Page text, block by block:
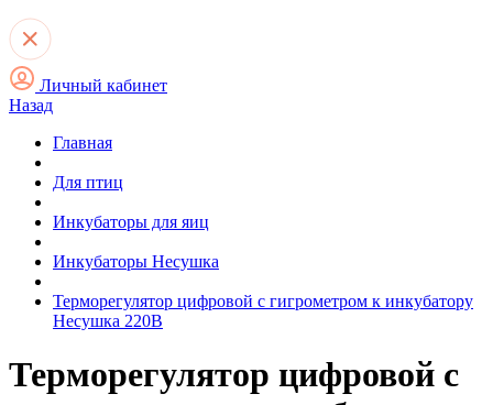
Личный кабинет
Назад
Главная
Для птиц
Инкубаторы для яиц
Инкубаторы Несушка
Терморегулятор цифровой с гигрометром к инкубатору
Несушка 220В
Терморегулятор цифровой с